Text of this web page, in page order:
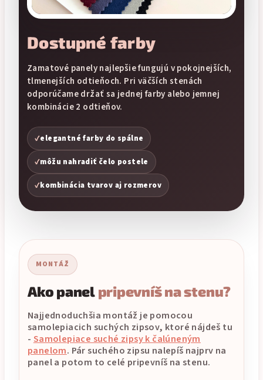
Dostupné farby
Zamatové panely najlepšie fungujú v pokojnejších,
tlmenejších odtieňoch. Pri väčších stenách
odporúčame držať sa jednej farby alebo jemnej
kombinácie 2 odtieňov.
✓elegantné farby do spálne
✓môžu nahradiť čelo postele
✓kombinácia tvarov aj rozmerov
MONTÁŽ
Ako panel pripevníš na stenu?
Najjednoduchšia montáž je pomocou
samolepiacich suchých zipsov, ktoré nájdeš tu
- Samolepiace suché zipsy k čalúneným
panelom. Pár suchého zipsu nalepíš najprv na
panel a potom to celé pripevníš na stenu.